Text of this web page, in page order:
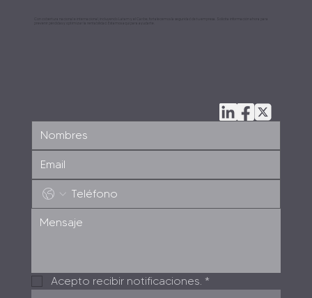
prevenir pérdidas y optimizar la rentabilidad. Estamos aquí para ayudarte.
Acepto recibir notificaciones. *